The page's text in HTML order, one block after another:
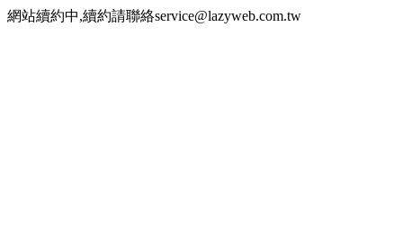
網站續約中,續約請聯絡service@lazyweb.com.tw